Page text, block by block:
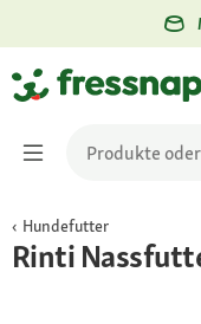
Hundefutter
Rinti